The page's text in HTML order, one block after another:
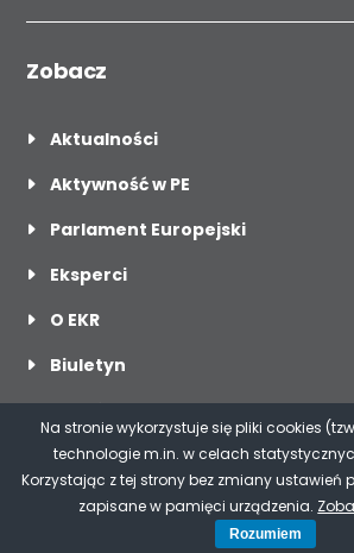
Zobacz
Aktualności
Aktywność w PE
Parlament Europejski
Eksperci
O EKR
Biuletyn
O mnie
Dla mediów
Kontakt
Na stronie wykorzystuje się pliki cookies
technologie m.in. w celach
Korzystając z tej strony bez zmiany ustawień
zapisane w pamięci urządzenia.
Rozumiem